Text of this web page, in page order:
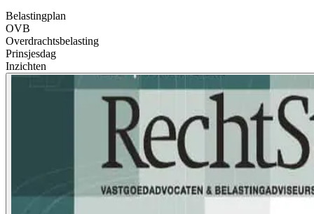
Belastingplan
OVB
Overdrachtsbelasting
Prinsjesdag
Inzichten